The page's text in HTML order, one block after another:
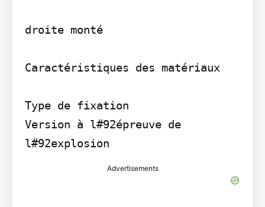
droite monté
Caractéristiques des matériaux
Type de fixation
Version à l#92épreuve de
l#92explosion
Advertisements